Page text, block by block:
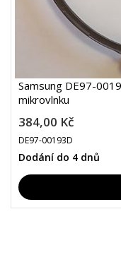
Samsung DE97-
mikrovlnku
384,00 Kč
DE97-00193D
Dodání do 4 dnů